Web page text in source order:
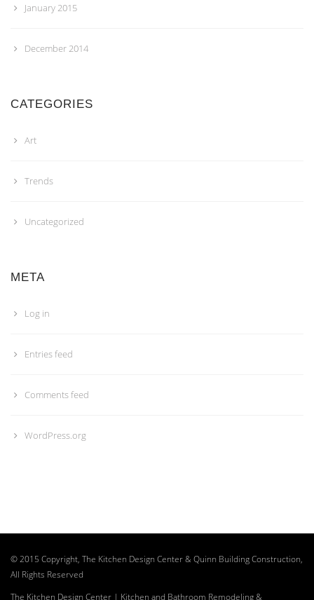
January 2015
December 2014
CATEGORIES
Art
Trends
Uncategorized
META
Log in
Entries feed
Comments feed
WordPress.org
© 2015 Copyright, The Kitchen Design Center & Quinn Building Construction,
All Rights Reserved
The Kitchen Design Center | Kitchen and Bathroom Remodeling &